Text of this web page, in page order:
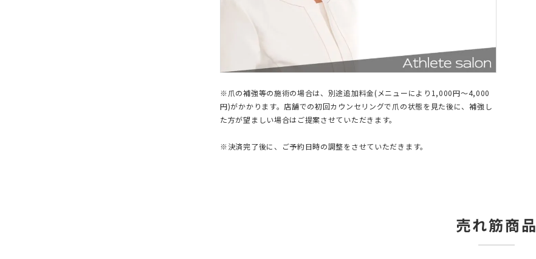
※爪の補強等の施術の場合は、別途追加料金(メニューにより1,000円〜4,000
円)がかかります。店舗での初回カウンセリングで爪の状態を見た後に、補強し
た方が望ましい場合はご提案させていただきます。
※決済完了後に、ご予約日時の調整をさせていただきます。
売れ筋商品